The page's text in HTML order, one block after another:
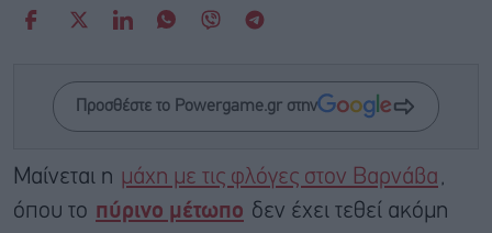
Προσθέστε το Powergame.gr στην
Μαίνεται η μάχη με τις φλόγες στον Βαρνάβα
όπου το πύρινο μέτωπο δεν έχει τεθεί ακόμη